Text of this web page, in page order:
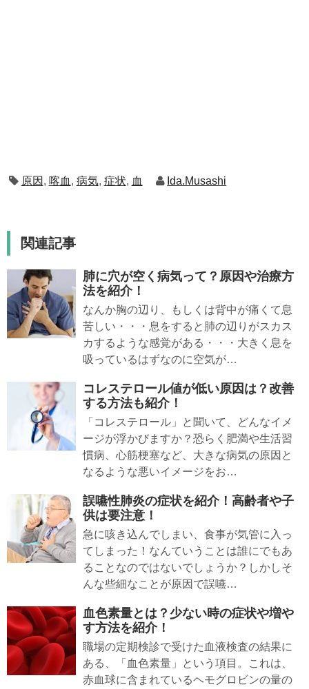
原因 , 喀血 , 病気, 症状, 血 Ida.Musashi
関連記事
肺に穴が空く病気って？原因や治療方
法を紹介！
なんか胸の辺り、もしくは背中が痛くて息
苦しい・・・息をすると肺の辺りがスカス
カするような感覚がある・・・大きく息を
吸っているはずなのに空気が…
コレステロール値が低い原因は？改善
する方法も紹介！
「コレステロール」と聞いて、どんなイメ
ージが浮かびますか？恐らく肥満や生活習
慣病、心筋梗塞など、大きな病気の原因と
なるような悪いイメージをお…
誤嚥性肺炎の症状を紹介！高齢者や子
供は要注意！
急に咳き込んでしまい、食事が気管に入っ
てしまった！なんていうことは誰にでもあ
ることなのではないでしょうか？しかしそ
んな些細なことが原因で誤嚥…
血色素量とは？少ない時の症状や増や
す方法を紹介！
職場の定期検診で受けた血液検査の結果に
ある、「血色素量」という項目。これは、
赤血球に含まれているヘモグロビンの量の